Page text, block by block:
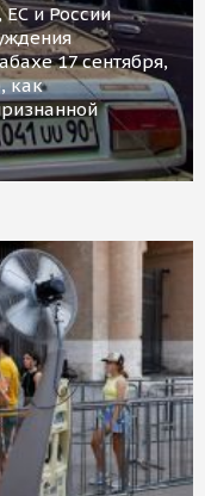
и России
17 сентября,
как